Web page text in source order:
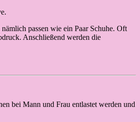
passen wie ein Paar Schuhe. Oft
Anschließend werden die
bei Mann und Frau entlastet werden und